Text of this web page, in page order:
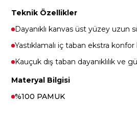
Teknik Özellikler
Dayanıklı kanvas üst yüzey uzun
Yastıklamalı iç taban ekstra konfor
Kauçuk dış taban dayanıklılık ve
Materyal Bilgisi
%100 PAMUK